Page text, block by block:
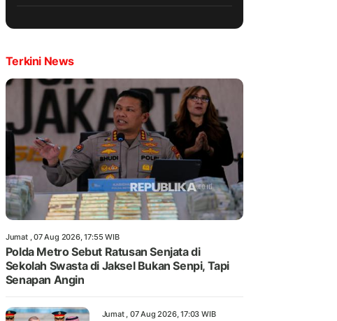
Terkini News
Jumat , 07 Aug 2026, 17:55 WIB
Polda Metro Sebut Ratusan Senjata di
Sekolah Swasta di Jaksel Bukan Senpi, Tapi
Senapan Angin
Jumat , 07 Aug 2026, 17:03 WIB